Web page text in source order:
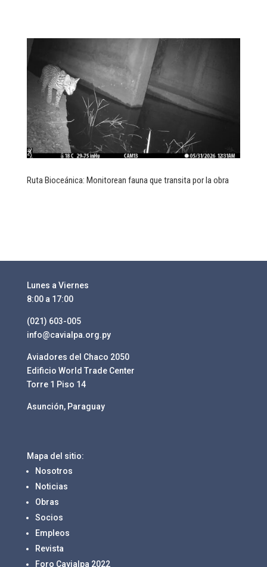
Ruta Bioceánica: Monitorean fauna que transita por la obra
Lunes a Viernes
8:00 a 17:00
(021) 603-005
info@cavialpa.org.py
Aviadores del Chaco 2050
Edificio World Trade Center
Torre 1 Piso 14
Asunción, Paraguay
Mapa del sitio:
Nosotros
Noticias
Obras
Socios
Empleos
Revista
Foro Cavialpa 2022